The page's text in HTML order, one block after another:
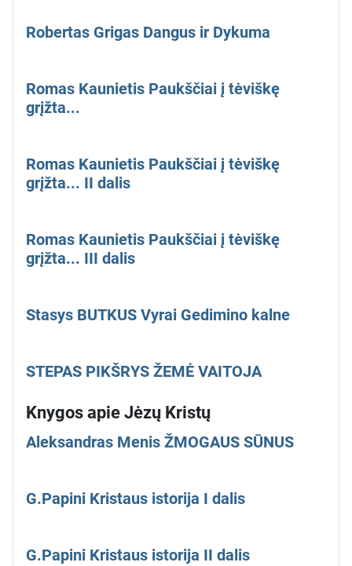
Robertas Grigas Dangus ir Dykuma
Romas Kaunietis Paukščiai į tėviškę
grįžta...
Romas Kaunietis Paukščiai į tėviškę
grįžta... II dalis
Romas Kaunietis Paukščiai į tėviškę
grįžta... III dalis
Stasys BUTKUS Vyrai Gedimino kalne
STEPAS PIKŠRYS ŽEMĖ VAITOJA
Knygos apie Jėzų Kristų
Aleksandras Menis ŽMOGAUS SŪNUS
G.Papini Kristaus istorija I dalis
G.Papini Kristaus istorija II dalis